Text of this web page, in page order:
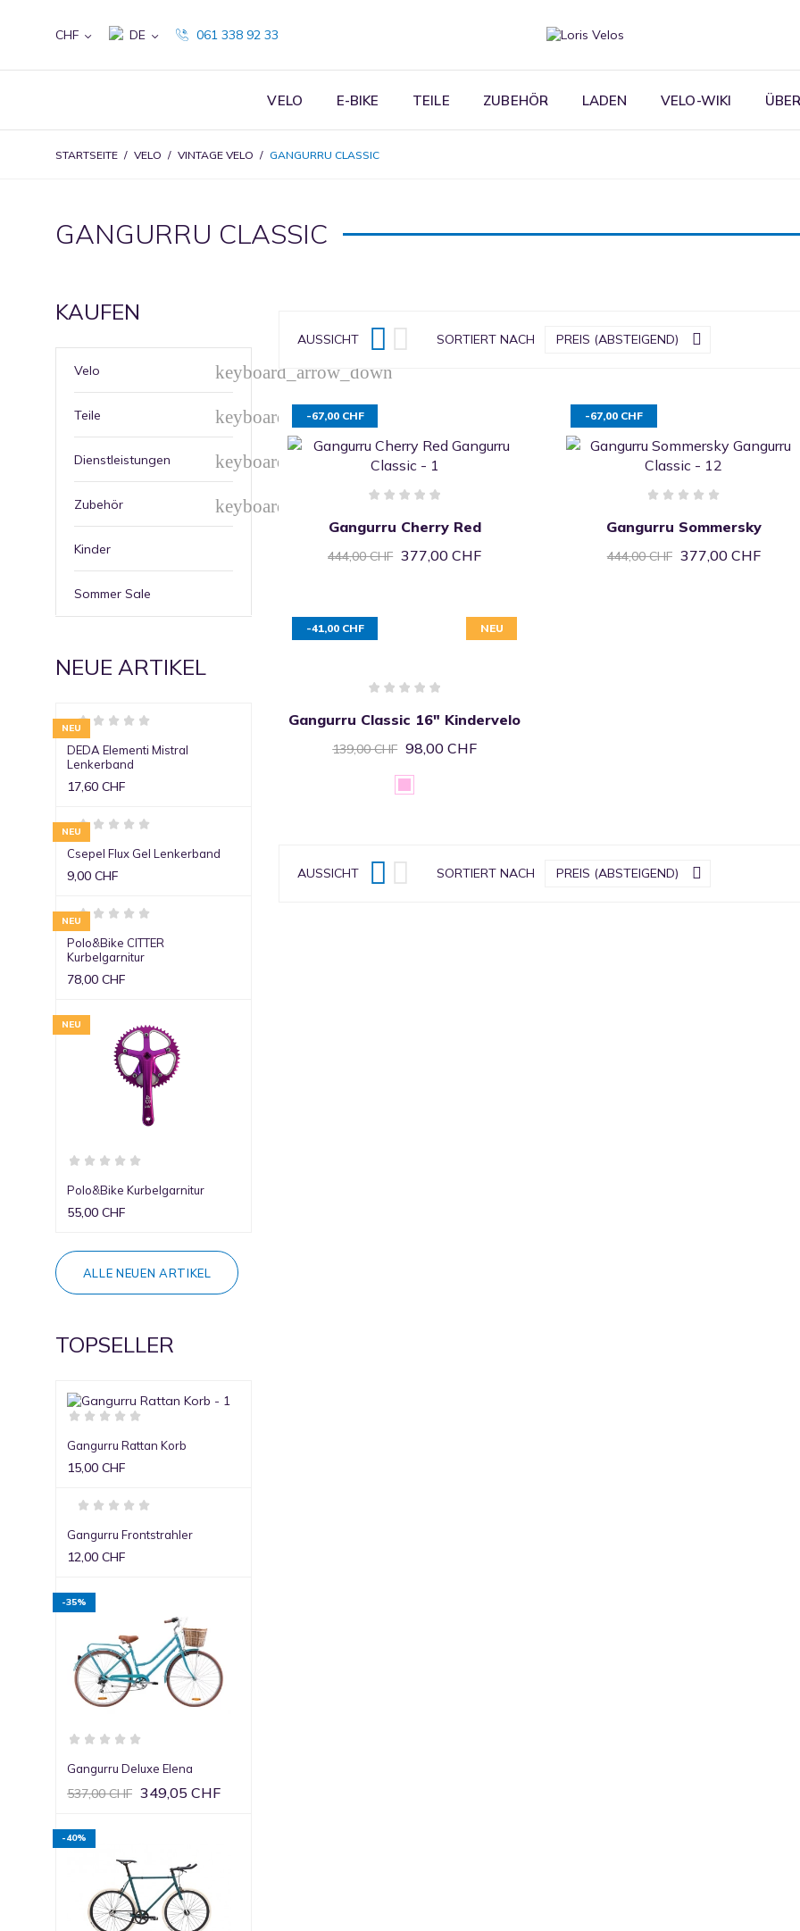
CHF DE 061 338 92 33
VELO E-BIKE TEILE ZUBEHÖR LADEN VELO-WIKI
STARTSEITE VELO VINTAGE VELO GANGURRU CLASSIC
GANGURRU CLASSIC
KAUFEN
Velo keyboard_arrow_down
Teile keyboard_arrow_down
Dienstleistungen keyboard_arrow_down
Zubehör keyboard_arrow_down
Kinder
Sommer Sale
NEUE ARTIKEL
NEU
DEDA Elementi Mistral
Lenkerband
17,60 CHF
NEU
Csepel Flux Gel Lenkerband
9,00 CHF
NEU
Polo&Bike CITTER
Kurbelgarnitur
78,00 CHF
NEU
Polo&Bike Kurbelgarnitur
55,00 CHF
ALLE NEUEN ARTIKEL
TOPSELLER
Gangurru Rattan Korb
15,00 CHF
Gangurru Frontstrahler
12,00 CHF
-35%
Gangurru Deluxe Elena
537,00 CHF 349,05 CHF
-40%
AUSSICHT   SORTIERT NACH PREIS (ABSTEIGEND) 
-67,00 CHF
Gangurru Cherry Red
444,00 CHF 377,00 CHF
-67,00 CHF
Gangurru Sommersky
444,00 CHF 377,00 CHF
-41,00 CHF NEU
Gangurru Classic 16" Kindervelo
139,00 CHF 98,00 CHF
Pink
AUSSICHT   SORTIERT NACH PREIS (ABSTEIGEND) 